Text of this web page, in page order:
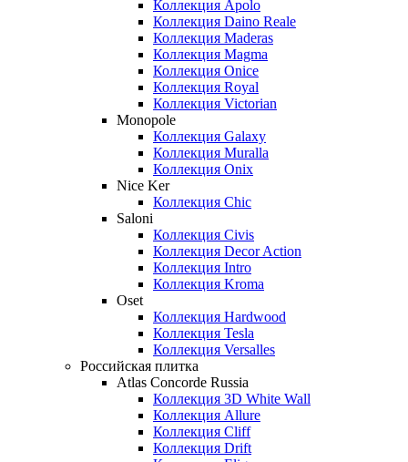
Коллекция Apolo
Коллекция Daino Reale
Коллекция Maderas
Коллекция Magma
Коллекция Onice
Коллекция Royal
Коллекция Victorian
Monopole
Коллекция Galaxy
Коллекция Muralla
Коллекция Onix
Nice Ker
Коллекция Сhic
Saloni
Коллекция Civis
Коллекция Decor Action
Коллекция Intro
Коллекция Kroma
Oset
Коллекция Hardwood
Коллекция Tesla
Коллекция Versalles
Российская плитка
Atlas Concorde Russia
Коллекция 3D White Wall
Коллекция Allure
Коллекция Cliff
Коллекция Drift